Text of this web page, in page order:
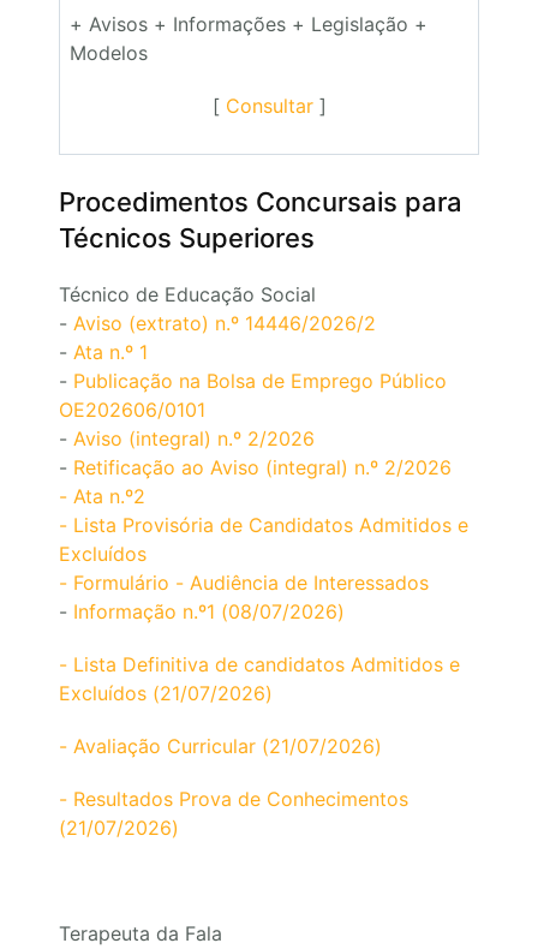
+ Avisos + Informações + Legislação +
Modelos
[ Consultar]
Procedimentos Concursais para
Técnicos Superiores
Técnico de Educação Social
- Aviso (extrato) n.º 14446/2026/2
- Ata n.º 1
- Publicação na Bolsa de Emprego Público
OE202606/0101
- Aviso (integral) n.º 2/2026
- Retificação ao Aviso (integral) n.º 2/2026
- Ata n.º2
- Lista Provisória de Candidatos Admitidos e
Excluídos
- Formulário - Audiência de Interessados
- Informação n.º1 (08/07/2026)
- Lista Definitiva de candidatos Admitidos e
Excluídos (21/07/2026)
- Avaliação Curricular (21/07/2026)
- Resultados Prova de Conhecimentos
(21/07/2026)
Terapeuta da Fala